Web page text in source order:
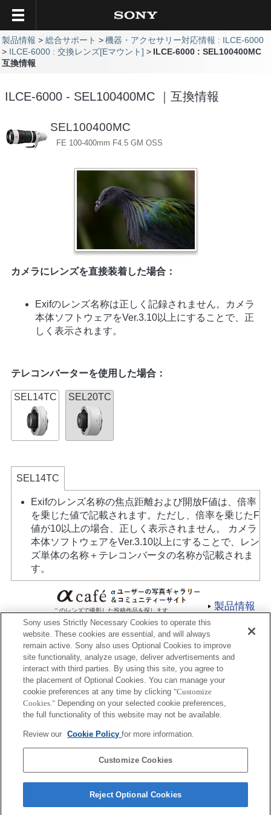
製品情報 総合サポート
機器・アクセサリー対応情報 : ILCE-6000
ILCE-6000 : 交換レンズ[Eマウント]
ILCE-6000 : SEL100400MC
互換情報
ILCE-6000 - SEL100400MC ｜互換情報
SEL100400MC
FE 100-400mm F4.5 GM OSS
カメラにレンズを直接装着した場合：
Exifのレンズ名称は正しく記録されません。カメラ
本体ソフトウェアをVer.3.10以上にすることで、正
しく表示されます。
テレコンバーターを使用した場合：
SEL14TC SEL20TC
SEL14TC
Exifのレンズ名称の焦点距離および開放F値は、倍率
を乗じた値で記載されます。ただし、倍率を乗じたF
値が10以上の場合、正しく表示されません。 カメラ
本体ソフトウェアをVer.3.10以上にすることで、レン
ズ単体の名称＋テレコンバータの名称が記載されま
す。
このレンズで撮影した投稿作品を探します 製品情報
プレスリリース
ご利用条件
環境情報
クッキーポリシー
Sony uses Strictly Necessary Cookies to operate this
website. These cookies are essential, and will always
remain active. Sony also uses Optional Cookies to improve
site functionality, analyze usage, deliver advertisements and
interact with third parties. By using this site, you agree to
the placement of Optional Cookies. You can manage your
cookie preferences at any time by clicking "Customize
Cookies." Depending on your selected cookie preferences,
the full functionality of this website may not be available.
Review our Cookie Policyfor more information.
Customize Cookies
Reject Optional Cookies